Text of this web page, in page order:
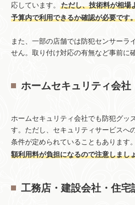
応しています。ただし、技術料が相場
予算内で利用できるか確認が必要です
また、一部の店舗では防犯センサーラ
せん。取り付け対応の有無など事前に
ホームセキュリティ会社
ホームセキュリティ会社でも防犯グッ
す。ただし、セキュリティサービスへ
条件が定められていることもあります
額利用料が負担になるので注意しまし
工務店・建設会社・住宅